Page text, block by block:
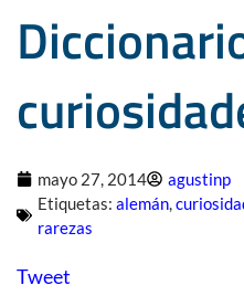
mayo 27, 2014
agustinp
Etiquetas: alemán,
rarezas
Tweet